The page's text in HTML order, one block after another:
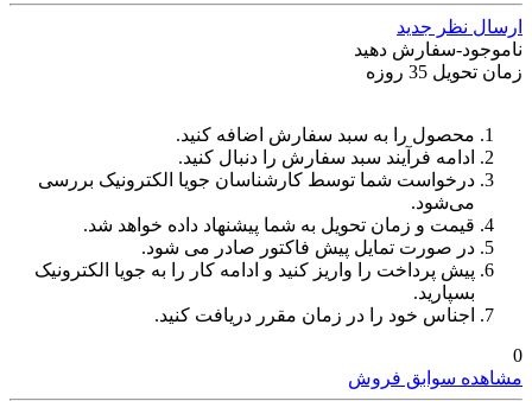
ارسال نظر جدید
ناموجود-سفارش دهید
زمان تحویل 35 روزه
محصول را به سبد سفارش اضافه کنید.
ادامه فرآیند سبد سفارش را دنبال کنید.
درخواست شما توسط کارشناسان جویا الکترونیک بررسی
می‌شود.
قیمت و زمان تحویل به شما پیشنهاد داده خواهد شد.
در صورت تمایل پیش فاکتور صادر می شود.
پیش پرداخت را واریز کنید و ادامه کار را به جویا الکترونیک
بسپارید.
اجناس خود را در زمان مقرر دریافت کنید.
0
مشاهده سوابق فروش